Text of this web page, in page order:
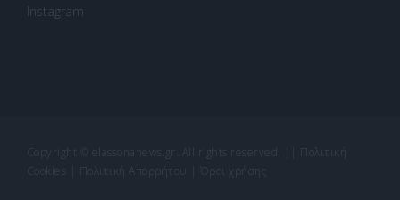
Instagram
Copyright © elassonanews.gr. All rights reserved.
Πολιτική
Πολιτική Απορρήτου Όροι χρήσης